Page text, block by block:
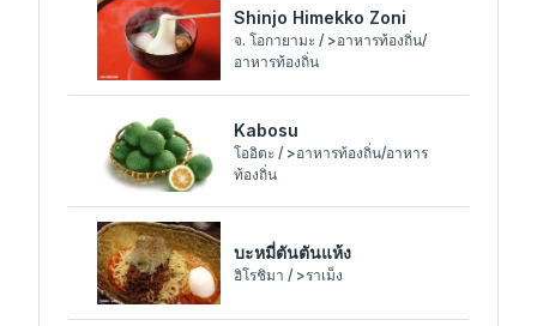
Shinjo Himekko Zoni
จ. โอกายามะ / >อาหารท้องถิ่น/
อาหารท้องถิ่น
Kabosu
โออิตะ / >อาหารท้องถิ่น/อาหาร
ท้องถิ่น
บะหมี่ตันตันแห้ง
ฮิโรชิมา / >ราเม็ง